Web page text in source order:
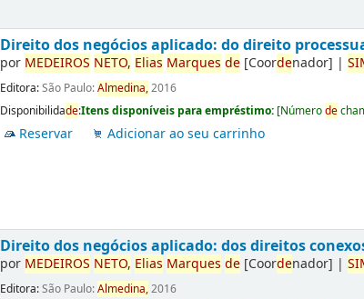
Direito dos negócios aplicado: do direito
por MEDEIROS NETO, Elias Marques de [Coordenador] |
Editora:São Paulo:Almedina,2016
Disponibilidade:Itens disponíveis para empréstimo: [Númerode
Reservar Adicionar ao seu carrinho
Direito dos negócios aplicado: dos direitos
por MEDEIROS NETO, Elias Marques de [Coordenador] |
Editora:São Paulo:Almedina,2016